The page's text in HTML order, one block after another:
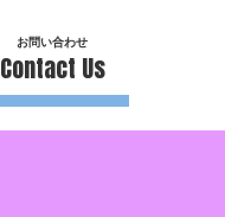
お問い合わせ
Contact Us